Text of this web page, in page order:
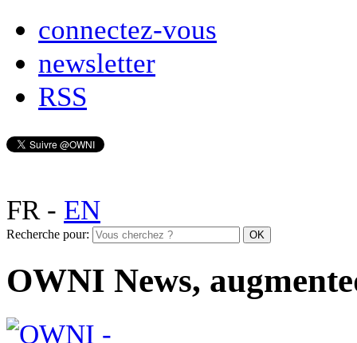
connectez-vous
newsletter
RSS
FR- EN
Recherche pour:
OWNI News,